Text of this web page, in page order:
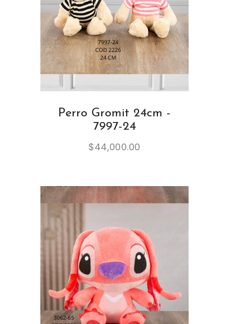
Perro Gromit 24cm -
7997-24
$44,000.00